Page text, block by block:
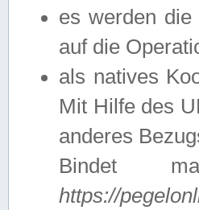
es werden die
auf die
als natives
Mit Hilfe des
anderes
Bindet
https://